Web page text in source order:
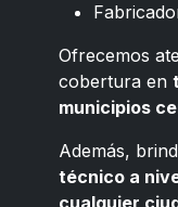
Ofrecemos
cobertura en
municipios
Además,
técnico a
cualquier